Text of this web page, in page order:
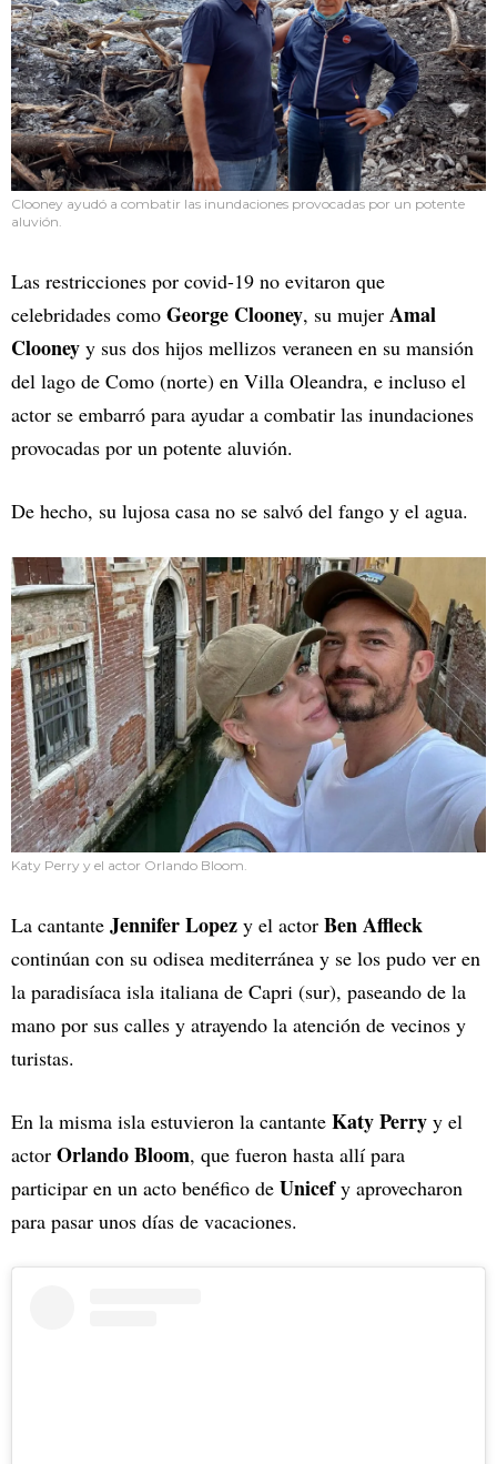
Clooney ayudó a combatir las inundaciones provocadas por un potente
aluvión.
Las restricciones por covid-19 no evitaron que
celebridades como George Clooney, su mujer Amal
Clooney y sus dos hijos mellizos veraneen en su mansión
del lago de Como (norte) en Villa Oleandra, e incluso el
actor se embarró para ayudar a combatir las inundaciones
provocadas por un potente aluvión.
De hecho, su lujosa casa no se salvó del fango y el agua.
Katy Perry y el actor Orlando Bloom.
La cantante Jennifer Lopez y el actor Ben Affleck
continúan con su odisea mediterránea y se los pudo ver en
la paradisíaca isla italiana de Capri (sur), paseando de la
mano por sus calles y atrayendo la atención de vecinos y
turistas.
En la misma isla estuvieron la cantante Katy Perry y el
actor Orlando Bloom, que fueron hasta allí para
participar en un acto benéfico de Unicefy aprovecharon
para pasar unos días de vacaciones.